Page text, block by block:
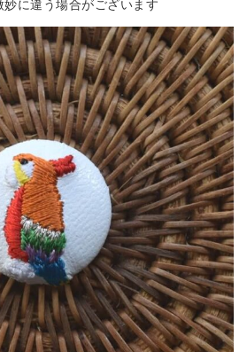
に違う場合がございます